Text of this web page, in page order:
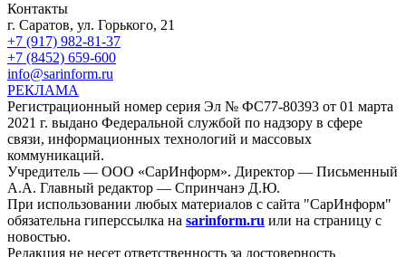
Контакты
г. Саратов, ул. Горького, 21
+7 (917) 982-81-37
+7 (8452) 659-600
info@sarinform.ru
РЕКЛАМА
Регистрационный номер серия Эл № ФС77-80393 от 01 марта
2021 г. выдано Федеральной службой по надзору в сфере
связи, информационных технологий и массовых
коммуникаций.
Учредитель — ООО «СарИнформ». Директор — Письменный
А.А. Главный редактор — Спринчанэ Д.Ю.
При использовании любых материалов с сайта "СарИнформ"
обязательна гиперссылка на sarinform.ru или на страницу с
новостью.
Редакция не несет ответственность за достоверность